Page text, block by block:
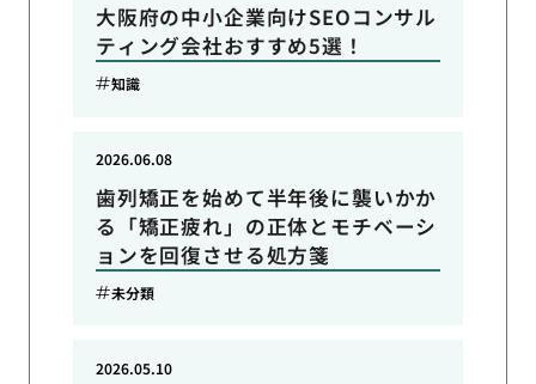
大阪府の中小企業向けSEOコンサル
ティング会社おすすめ5選！
知識
歯列矯正を始めて半年後に襲いかか
る「矯正疲れ」の正体とモチベーシ
ョンを回復させる処方箋
2026.06.08
未分類
2026.05.10